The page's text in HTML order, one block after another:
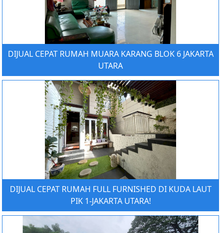
DIJUAL CEPAT RUMAH MUARA KARANG BLOK 6 JAKARTA
UTARA
DIJUAL CEPAT RUMAH FULL FURNISHED DI KUDA LAUT
PIK 1-JAKARTA UTARA!